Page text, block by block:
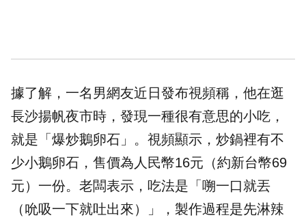
據了解，一名男網友近日發布視頻稱，他在逛
長沙揚帆夜市時，發現一種很有意思的小吃，
就是「爆炒鵝卵石」。視頻顯示，炒鍋裡有不
少小鵝卵石，售價為人民幣16元（約新台幣69
元）一份。老闆表示，吃法是「嗍一口就丟
（吮吸一下就吐出來）」，製作過程是先淋辣